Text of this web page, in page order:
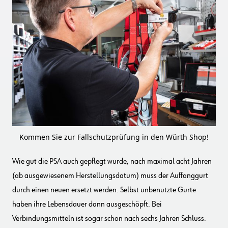
Kommen Sie zur Fallschutzprüfung in den Würth Shop!
Wie gut die PSA auch gepflegt wurde, nach maximal acht Jahren
(ab ausgewiesenem Herstellungsdatum) muss der Auffanggurt
durch einen neuen ersetzt werden. Selbst unbenutzte Gurte
haben ihre Lebensdauer dann ausgeschöpft. Bei
Verbindungsmitteln ist sogar schon nach sechs Jahren Schluss.